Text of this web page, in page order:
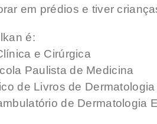
em prédios e tiver
é:
e Cirúrgica
Paulista de Medicina
de Livros de
de Dermatologia